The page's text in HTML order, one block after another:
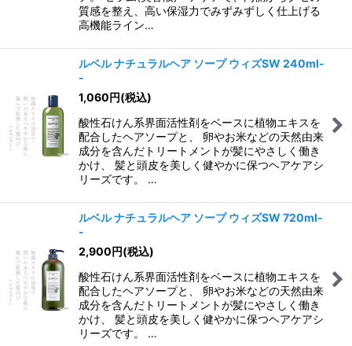
質感を整え、高い保湿力でみずみずしく仕上げる
高機能ライン…
ルベル ナチュラルヘア ソープ ウィズSW 240ml-
-
1,060円(税込)
酸性石けん系界面活性剤をベースに植物エキスを
配合したヘアソープと、 卵やお米などの天然由来
成分を含んだトリートメントが髪にやさしく働き
かけ、 髪と頭皮を美しく健やかに保つヘアケアシ
リーズです。 …
ルベル ナチュラルヘア ソープ ウィズSW 720ml-
-
2,900円(税込)
酸性石けん系界面活性剤をベースに植物エキスを
配合したヘアソープと、 卵やお米などの天然由来
成分を含んだトリートメントが髪にやさしく働き
かけ、 髪と頭皮を美しく健やかに保つヘアケアシ
リーズです。 …